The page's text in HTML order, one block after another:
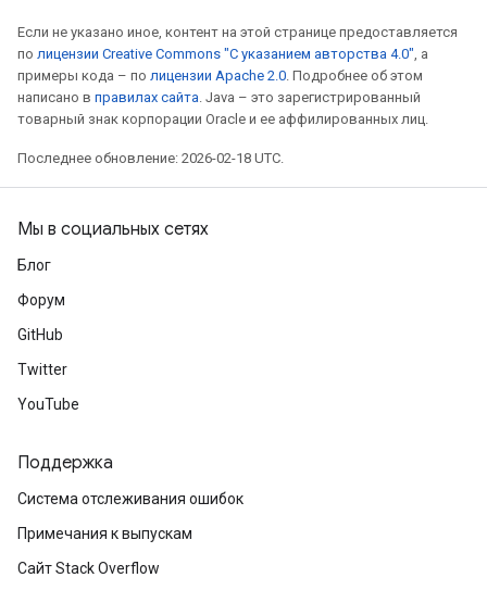
Если не указано иное, контент на этой странице предоставляется
по лицензии Creative Commons "С указанием авторства 4.0", а
примеры кода – по лицензии Apache 2.0. Подробнее об этом
написано в правилах сайта. Java – это зарегистрированный
товарный знак корпорации Oracle и ее аффилированных лиц.
Последнее обновление: 2026-02-18 UTC.
Мы в социальных сетях
Блог
Форум
GitHub
Twitter
YouTube
Поддержка
Система отслеживания ошибок
Примечания к выпускам
Сайт Stack Overflow